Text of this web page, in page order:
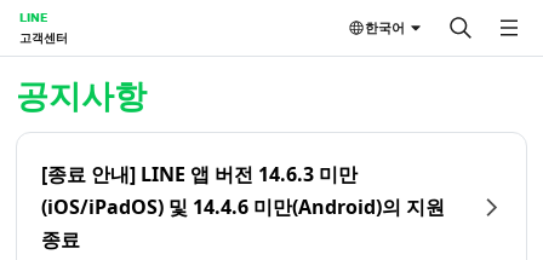
LINE
고객센터
한국어
공지사항
[종료 안내] LINE 앱 버전 14.6.3 미만
(iOS/iPadOS) 및 14.4.6 미만(Android)의 지원
종료